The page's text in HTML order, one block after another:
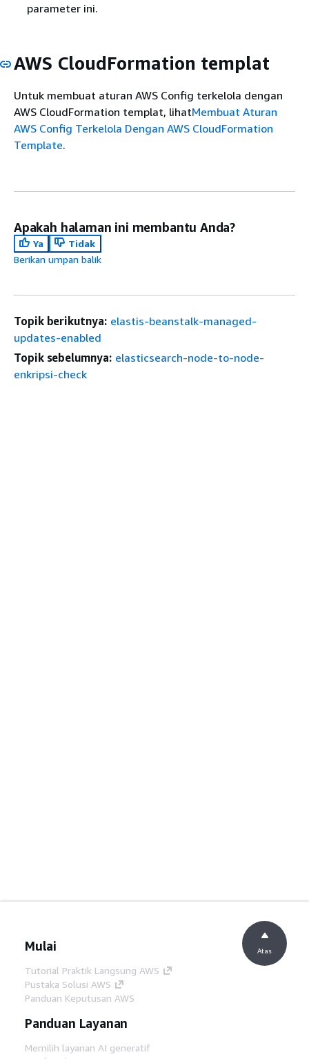
parameter ini.
AWS CloudFormation templat
Untuk membuat aturan AWS Config terkelola dengan
AWS CloudFormation templat, lihatMembuat Aturan
AWS Config Terkelola Dengan AWS CloudFormation
Template.
Apakah halaman ini membantu Anda?
Ya
Tidak
Berikan umpan balik
Topik berikutnya: elastis-beanstalk-managed-
updates-enabled
Topik sebelumnya: elasticsearch-node-to-node-
enkripsi-check
Mulai
Tutorial Praktik Langsung AWS
Pustaka Solusi AWS
Panduan Keputusan AWS
Panduan Layanan
Memilih layanan AI generatif
Atas